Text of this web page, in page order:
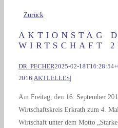
Zurück
AKTIONSTAG
WIRTSCHAFT
DR. PECHER2025-02-
2016|AKTUELLES|
Am Freitag, den 16. September
Wirtschaftskreis Erkrath zum 4.
Wirtschaft unter dem Motto